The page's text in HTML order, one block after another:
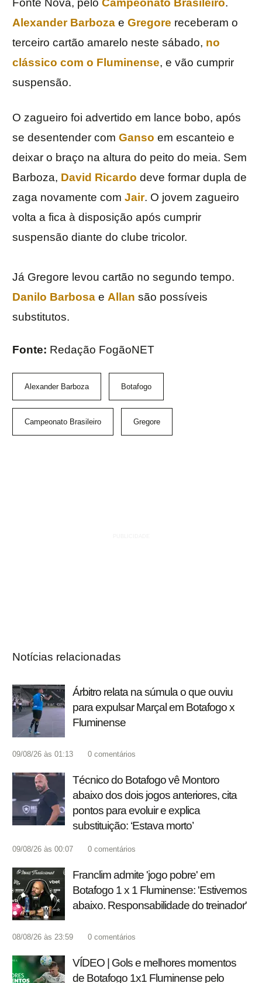
Fonte Nova, pelo Campeonato Brasileiro.
Alexander Barboza e Gregore receberam o
terceiro cartão amarelo neste sábado, no
clássico com o Fluminense, e vão cumprir
suspensão.
O zagueiro foi advertido em lance bobo, após
se desentender com Ganso em escanteio e
deixar o braço na altura do peito do meia. Sem
Barboza, David Ricardo deve formar dupla de
zaga novamente com Jair. O jovem zagueiro
volta a fica à disposição após cumprir
suspensão diante do clube tricolor.
Já Gregore levou cartão no segundo tempo.
Danilo Barbosa e Allan são possíveis
substitutos.
Fonte: Redação FogãoNET
Alexander Barboza Botafogo
Campeonato Brasileiro Gregore
Notícias relacionadas
Árbitro relata na súmula o que ouviu
para expulsar Marçal em Botafogo x
Fluminense
09/08/26 às 01:13 0 comentários
Técnico do Botafogo vê Montoro
abaixo dos dois jogos anteriores, cita
pontos para evoluir e explica
substituição: ‘Estava morto’
09/08/26 às 00:07 0 comentários
Franclim admite 'jogo pobre' em
Botafogo 1 x 1 Fluminense: 'Estivemos
abaixo. Responsabilidade do treinador'
08/08/26 às 23:59 0 comentários
VÍDEO | Gols e melhores momentos
de Botafogo 1x1 Fluminense pelo